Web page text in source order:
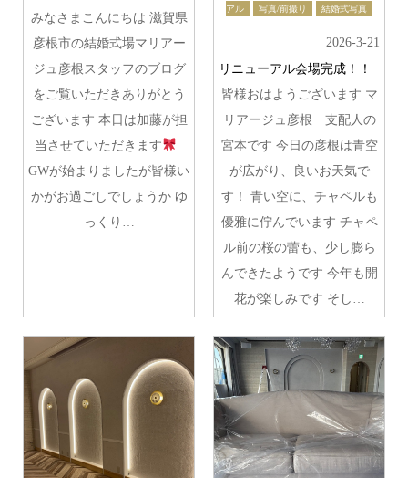
みなさまこんにちは 滋賀県
彦根市の結婚式場マリアー
ジュ彦根スタッフのブログ
をご覧いただきありがとう
ございます 本日は加藤が担
当させていただきます
GWが始まりましたが皆様い
かがお過ごしでしょうか ゆ
っくり…
アル 写真/前撮り 結婚式写真
2026-3-21
リニューアル会場完成！！
皆様おはようございます マ
リアージュ彦根 支配人の
宮本です 今日の彦根は青空
が広がり、良いお天気で
す！ 青い空に、チャペルも
優雅に佇んでいます チャペ
ル前の桜の蕾も、少し膨ら
んできたようです 今年も開
花が楽しみです そし…